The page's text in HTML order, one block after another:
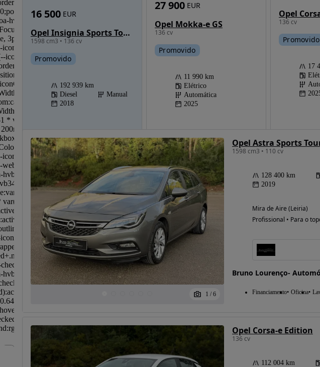
Possibilidade de
financiamento
Opel Insignia Sports Tourer 1.6 CDTi Cosmo S/S J17
1598 cm3 • 136 cv
16 500 EUR
Promovido
192 939 km
Diesel
Manual
2018
Opel Mokka-e GS
136 cv
27 900 EUR
Promovido
11 990 km
Elétrico
Automática
2025
136 cv
Promovido
17
1 / 6
1598 cm3 • 110 cv
128 400 km
2019
Mira de Aire (Leiria)
Profissional • Para o
Bruno Lourenço-
Financiamento Oficina
Opel Corsa-e Edition
136 cv
112 004 km